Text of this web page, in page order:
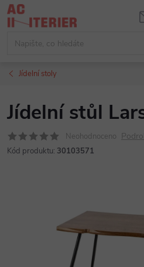
Přejít
na
Jídelní stoly
Jídelní stůl
Neohodnoceno
Kód produktu: 30103571